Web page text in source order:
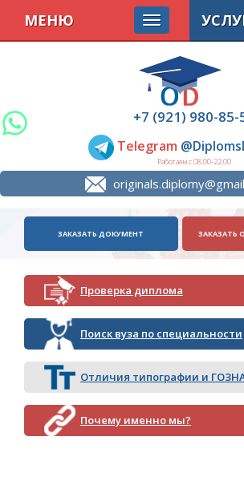
+7 (921) 980-85-
Telegram
Работаем с 08.00-22.00
МЕНЮ
ЗАКАЗАТЬ ДОКУМЕНТ ЗАКАЗАТЬ
Проверка диплома
Поиск вуза по специальности
Отличия типографии и
Почему именно мы?